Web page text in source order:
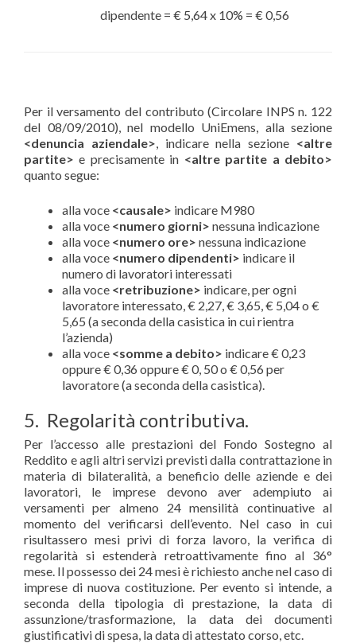
dipendente = € 5,64 x 10% = € 0,56
Per il versamento del contributo (Circolare INPS n. 122
del 08/09/2010), nel modello UniEmens, alla sezione
<denuncia aziendale>, indicare nella sezione <altre
partite>e precisamente in <altre partite a debito>
quanto segue:
alla voce <causale> indicare M980
alla voce <numero giorni> nessuna indicazione
alla voce <numero ore> nessuna indicazione
alla voce <numero dipendenti> indicare il
numero di lavoratori interessati
alla voce <retribuzione> indicare, per ogni
lavoratore interessato, € 2,27, € 3,65, € 5,04 o €
5,65 (a seconda della casistica in cui rientra
l’azienda)
alla voce <somme a debito> indicare € 0,23
oppure € 0,36 oppure € 0, 50 o € 0,56 per
lavoratore (a seconda della casistica).
5. Regolarità contributiva.
Per l’accesso alle prestazioni del Fondo Sostegno al
Reddito e agli altri servizi previsti dalla contrattazione in
materia di bilateralità, a beneficio delle aziende e dei
lavoratori, le imprese devono aver adempiuto ai
versamenti per almeno 24 mensilità continuative al
momento del verificarsi dell’evento. Nel caso in cui
risultassero mesi privi di forza lavoro, la verifica di
regolarità si estenderà retroattivamente fino al 36°
mese. Il possesso dei 24 mesi è richiesto anche nel caso di
imprese di nuova costituzione. Per evento si intende, a
seconda della tipologia di prestazione, la data di
assunzione/trasformazione, la data dei documenti
giustificativi di spesa, la data di attestato corso, etc.